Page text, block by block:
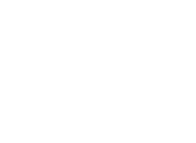
údaje, nahláste zmenu na